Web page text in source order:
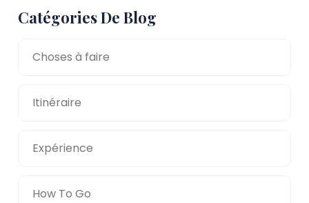
Catégories De Blog
Choses à faire
Itinéraire
Expérience
How To Go